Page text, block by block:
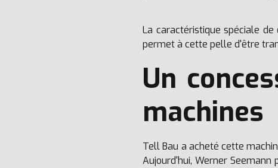
La caractéristique spéciale
permet à cette pelle d'être
Un
machines
Tell Bau a acheté cette
Aujourd'hui, Werner Seemann